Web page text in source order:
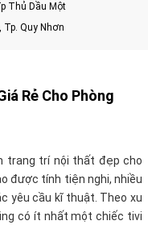
Thủ Dầu Một
Quy Nhơn
Rẻ Cho Phòng
trang trí nội thất đẹp cho
được tính tiện nghi, nhiều
yêu cầu kĩ thuật. Theo xu
có ít nhất một chiếc tivi